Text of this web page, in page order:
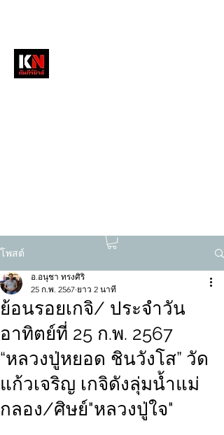
โพสต์
ย้อนรอยเกจิ/ ประจำวัน
อาทิตย์ที่ 25 ก.พ. 2567
“หลวงปู่หยอด ชินวังโส” วัด
แก้วเจริญ เกจิดังลุ่มน้ำแม่
กลอง/ศิษย์"หลวงปู่ใจ"
อ.อนุชา ทรงศิริ
25 ก.พ. 2567 ยาว 2 นาที